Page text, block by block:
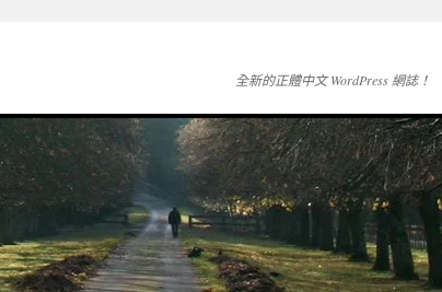
全新的正體中文 WordPress 網誌！